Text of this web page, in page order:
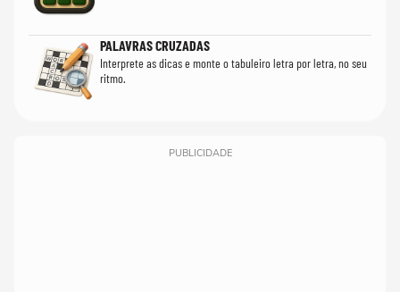
PALAVRAS CRUZADAS
Interprete as dicas e monte o tabuleiro letra por letra, no seu
ritmo.
PUBLICIDADE